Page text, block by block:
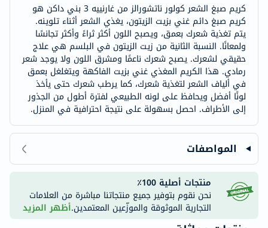
كريم صبغ الشعر كولور ناتشورالز من غارنييه 3 بني داكن هو
كريم صبغ دائم غني بزيت الزيتون، يغذي الشعر أثناء تلوينه.
يتم تغذية شعرك بعمق، ويصبح اللون أكثر ثراءً وأكثر تجانسًا
ولمعانًا. النسبة الثانية من زيت الزيتون في البلسم هي علاج
حقيقي لشعرك. يصبح شعرك ناعمًا ومشرق اللون ولا يوجد شعر
رمادي. هذا الكريم المغذي غني بزيت الفاكهة ويتغلغل بعمق
في ألياف الشعر لتغذية شعرك، كما يرطب شعرك حتى يأخذ
لونًا أفضل ويحافظ على لونه الطبيعي لفترة أطول من الجذور
إلى الأطراف. احصل بسهولة على نتيجة احترافية في المنزل.
المواصفات
منتجات أصلية 100٪
نحن نقوم بتوفير جميع منتجاتنا مباشرة من العلامات
التجارية الموثوقة والموزّعين المعتمدين.أظهر المزيد